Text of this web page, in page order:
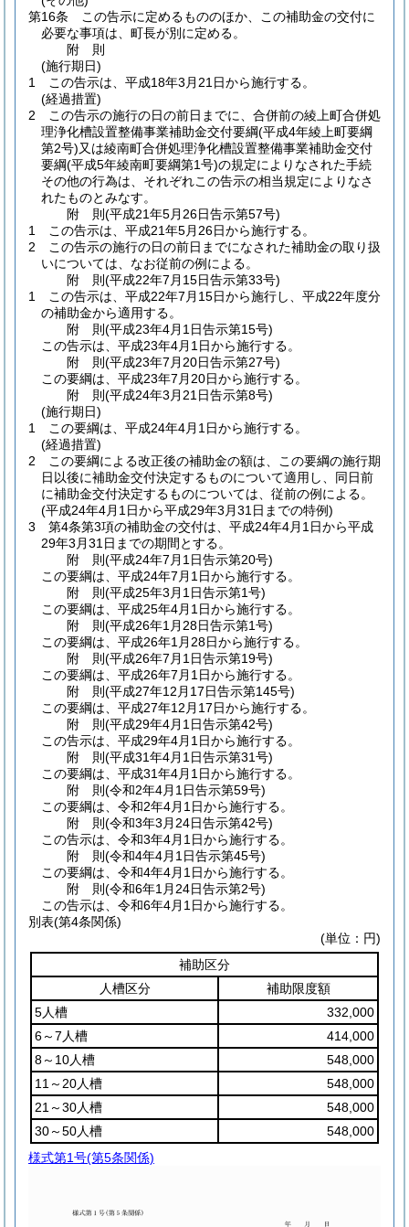
第16条
この告示に定めるもののほか、この補助金の交付に
必要な事項は、町長が別に定める。
附 則
(施行期日)
1
この告示は、平成18年3月21日から施行する。
(経過措置)
2
この告示の施行の日の前日までに、合併前の綾上町合併処
理浄化槽設置整備事業補助金交付要綱(平成4年綾上町要綱
第2号)又は綾南町合併処理浄化槽設置整備事業補助金交付
要綱(平成5年綾南町要綱第1号)の規定によりなされた手続
その他の行為は、それぞれこの告示の相当規定によりなさ
れたものとみなす。
附 則(平成21年5月26日告示第57号)
1
この告示は、平成21年5月26日から施行する。
2
この告示の施行の日の前日までになされた補助金の取り扱
いについては、なお従前の例による。
附 則(平成22年7月15日告示第33号)
1
この告示は、平成22年7月15日から施行し、平成22年度分
の補助金から適用する。
附 則(平成23年4月1日告示第15号)
この告示は、平成23年4月1日から施行する。
附 則(平成23年7月20日告示第27号)
この要綱は、平成23年7月20日から施行する。
附 則(平成24年3月21日告示第8号)
(施行期日)
1
この要綱は、平成24年4月1日から施行する。
(経過措置)
2
この要綱による改正後の補助金の額は、この要綱の施行期
日以後に補助金交付決定するものについて適用し、同日前
に補助金交付決定するものについては、従前の例による。
(平成24年4月1日から平成29年3月31日までの特例)
3
第4条第3項の補助金の交付は、平成24年4月1日から平成
29年3月31日までの期間とする。
附 則(平成24年7月1日告示第20号)
この要綱は、平成24年7月1日から施行する。
附 則(平成25年3月1日告示第1号)
この要綱は、平成25年4月1日から施行する。
附 則(平成26年1月28日告示第1号)
この要綱は、平成26年1月28日から施行する。
附 則(平成26年7月1日告示第19号)
この要綱は、平成26年7月1日から施行する。
附 則(平成27年12月17日告示第145号)
この要綱は、平成27年12月17日から施行する。
附 則(平成29年4月1日告示第42号)
この告示は、平成29年4月1日から施行する。
附 則(平成31年4月1日告示第31号)
この要綱は、平成31年4月1日から施行する。
附 則(令和2年4月1日告示第59号)
この要綱は、令和2年4月1日から施行する。
附 則(令和3年3月24日告示第42号)
この告示は、令和3年4月1日から施行する。
附 則(令和4年4月1日告示第45号)
この要綱は、令和4年4月1日から施行する。
附 則(令和6年1月24日告示第2号)
この告示は、令和6年4月1日から施行する。
別表(第4条関係)
(単位：円)
補助区分
人槽区分
補助限度額
5人槽
332,000
6～7人槽
414,000
8～10人槽
548,000
11～20人槽
548,000
21～30人槽
548,000
30～50人槽
548,000
様式第1号(第5条関係)